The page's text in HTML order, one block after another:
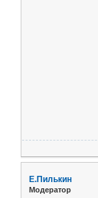
Е.Пилькин
Модератор